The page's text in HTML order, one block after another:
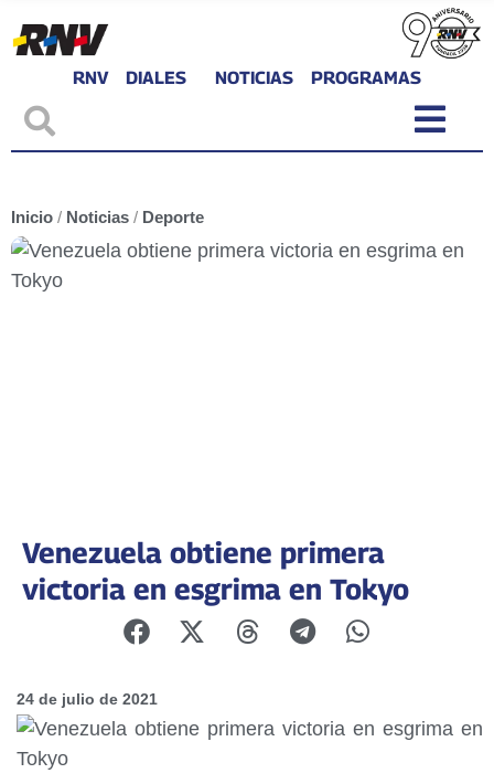
RNV DIALES NOTICIAS PROGRAMAS
Inicio / Noticias / Deporte
Venezuela obtiene primera
victoria en esgrima en Tokyo
24 de julio de 2021